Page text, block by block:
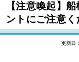
【注意喚起】
ントにご注意く
更新日